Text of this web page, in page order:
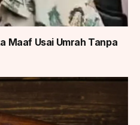
Maaf Usai Umrah Tanpa